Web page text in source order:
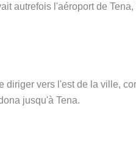
autrefois l'aéroport de
diriger vers l'est de la ville,
jusqu'à Tena.